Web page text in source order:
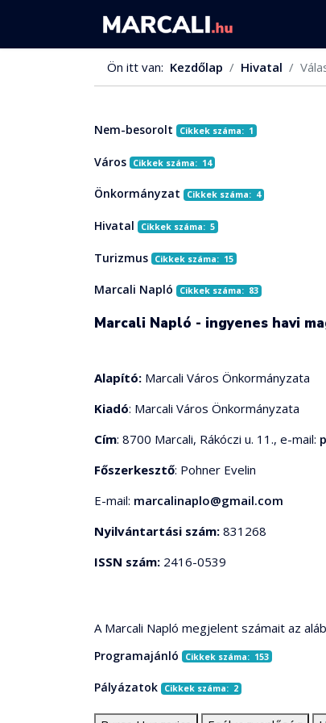
Ön itt van: Kezdőlap Hivatal
Nem-besorolt Cikkek száma: 1
Város Cikkek száma: 14
Önkormányzat Cikkek száma: 4
Hivatal Cikkek száma: 5
Turizmus Cikkek száma: 15
Marcali Napló Cikkek száma: 83
Marcali Napló - ingyenes havi
Alapító: Marcali Város Önkormányzata
Kiadó: Marcali Város Önkormányzata
Cím: 8700 Marcali, Rákóczi u. 11., e-mail:
Főszerkesztő: Pohner Evelin
E-mail: marcalinaplo@gmail.com
Nyilvántartási szám: 831268
ISSN szám: 2416-0539
A Marcali Napló megjelent számait az
Programajánló Cikkek száma: 153
Pályázatok Cikkek száma: 2